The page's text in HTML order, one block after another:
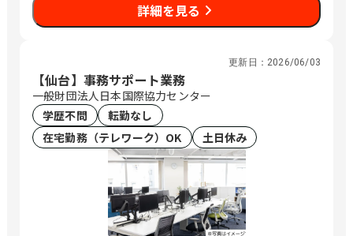
詳細を見る
更新日： 2026/06/03
【仙台】事務サポート業務
一般財団法人日本国際協力センター
学歴不問
転勤なし
在宅勤務（テレワーク）OK
土日休み